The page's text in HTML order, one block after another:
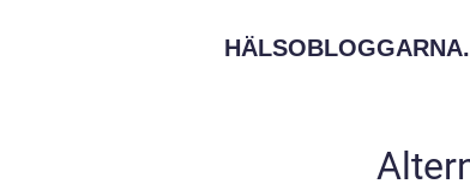
HÄLSOBLOGGARNA.